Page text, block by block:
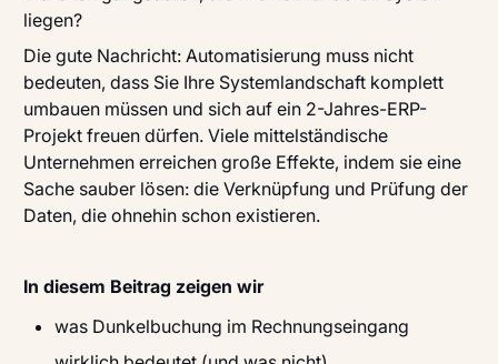
liegen?
Die gute Nachricht: Automatisierung muss nicht
bedeuten, dass Sie Ihre Systemlandschaft komplett
umbauen müssen und sich auf ein 2-Jahres-ERP-
Projekt freuen dürfen. Viele mittelständische
Unternehmen erreichen große Effekte, indem sie eine
Sache sauber lösen: die Verknüpfung und Prüfung der
Daten, die ohnehin schon existieren.
In diesem Beitrag zeigen wir
was Dunkelbuchung im Rechnungseingang